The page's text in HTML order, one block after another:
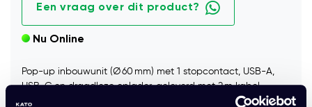
Een vraag over dit product?
Nu Online
Pop-up inbouwunit (Ø 60 mm) met 1 stopcontact, USB-A,
USB-C en draadloze oplader, geleverd met 2 m kabel –
ideaal voor bureaus en vergadertafels waar ruimte en